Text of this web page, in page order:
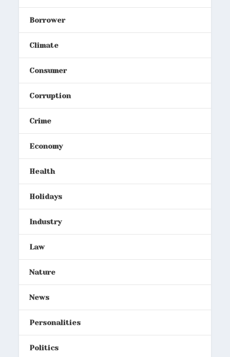
Borrower
Climate
Consumer
Corruption
Crime
Economy
Health
Holidays
Industry
Law
Nature
News
Personalities
Politics